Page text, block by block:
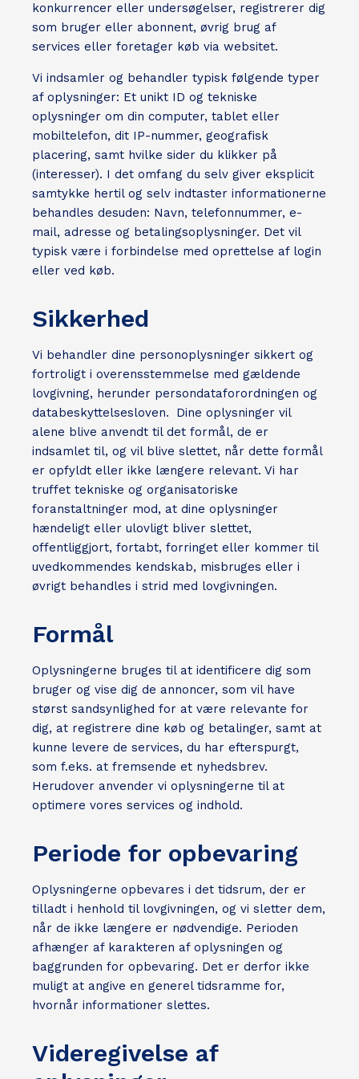
konkurrencer eller undersøgelser, registrerer dig
som bruger eller abonnent, øvrig brug af
services eller foretager køb via websitet.
Vi indsamler og behandler typisk følgende typer
af oplysninger: Et unikt ID og tekniske
oplysninger om din computer, tablet eller
mobiltelefon, dit IP-nummer, geografisk
placering, samt hvilke sider du klikker på
(interesser). I det omfang du selv giver eksplicit
samtykke hertil og selv indtaster informationerne
behandles desuden: Navn, telefonnummer, e-
mail, adresse og betalingsoplysninger. Det vil
typisk være i forbindelse med oprettelse af login
eller ved køb.
Sikkerhed
Vi behandler dine personoplysninger sikkert og
fortroligt i overensstemmelse med gældende
lovgivning, herunder persondataforordningen og
databeskyttelsesloven. Dine oplysninger vil
alene blive anvendt til det formål, de er
indsamlet til, og vil blive slettet, når dette formål
er opfyldt eller ikke længere relevant. Vi har
truffet tekniske og organisatoriske
foranstaltninger mod, at dine oplysninger
hændeligt eller ulovligt bliver slettet,
offentliggjort, fortabt, forringet eller kommer til
uvedkommendes kendskab, misbruges eller i
øvrigt behandles i strid med lovgivningen.
Formål
Oplysningerne bruges til at identificere dig som
bruger og vise dig de annoncer, som vil have
størst sandsynlighed for at være relevante for
dig, at registrere dine køb og betalinger, samt at
kunne levere de services, du har efterspurgt,
som f.eks. at fremsende et nyhedsbrev.
Herudover anvender vi oplysningerne til at
optimere vores services og indhold.
Periode for opbevaring
Oplysningerne opbevares i det tidsrum, der er
tilladt i henhold til lovgivningen, og vi sletter dem,
når de ikke længere er nødvendige. Perioden
afhænger af karakteren af oplysningen og
baggrunden for opbevaring. Det er derfor ikke
muligt at angive en generel tidsramme for,
hvornår informationer slettes.
Videregivelse af